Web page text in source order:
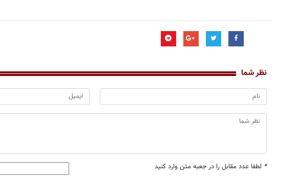
نظر شما
* لطفا عدد مقابل را در جعبه متن وارد کنید